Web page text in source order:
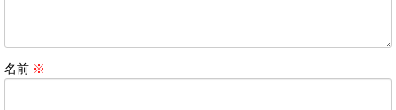
名前 ※